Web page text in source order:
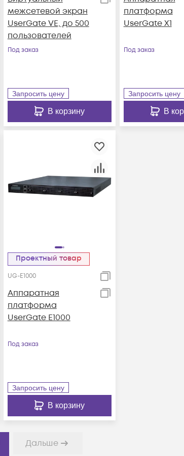
межсетевой экран
UserGate VE, до 500
пользователей
Под заказ
Запросить цену
В корзину
платформа
UserGate X1
Под заказ
Запросить цену
В
Проектный товар
UG-E1000
Аппаратная
платформа
UserGate E1000
Под заказ
Запросить цену
В корзину
Дальше